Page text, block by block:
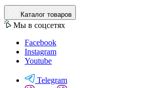
Каталог товаров
Мы в соцсетях
Facebook
Instagram
Youtube
Telegram